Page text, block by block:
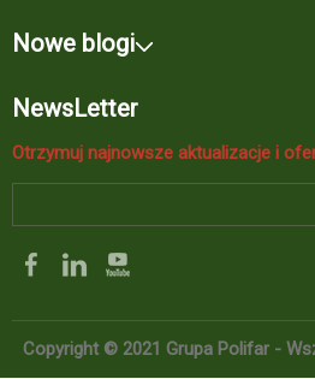
Nowe blogi
NewsLetter
Otrzymuj najnowsze aktualizacje i
Copyright © 2021 Grupa Polifar -